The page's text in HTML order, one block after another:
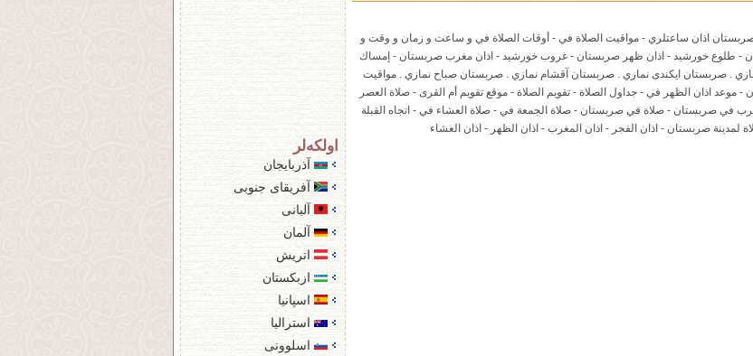
اذان ساعتلري - مواقيت الصلاة في - أوقات الصلاة في و ساعت و زمان و وقت و
- طلوع خورشید - اذان ظهر صربستان - غروب خورشید - اذان مغرب صربستان - إمساك
. صربستان ايكندى نمازي . صربستان آقشام نمازي . صربستان صباح نمازي . مواقيت
موعد اذان الظهر في - جداول الصلاة - تقويم الصلاة - موقع تقويم أم القرى - صلاة العصر
في صربستان - صلاة في صربستان - صلاة الجمعة في - صلاة العشاء في - اتجاه القبلة
صربستان - اذان الفجر - اذان المغرب - اذان الظهر - اذان العشاء
اولكه‌لر
آذربایجان
آفریقای جنوبی
آلبانی
آلمان
اتریش
ازبکستان
اسپانیا
استرالیا
اسلوونی